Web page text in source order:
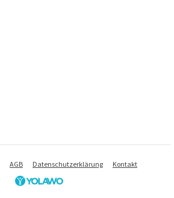
AGB Datenschutzerklärung Kontakt